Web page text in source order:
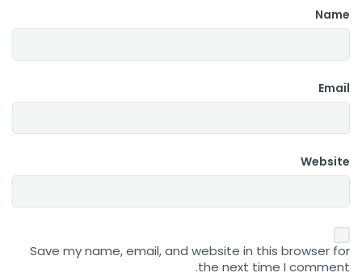
Name
Email
Website
Save my name, email, and website in this browser for
the next time I comment.